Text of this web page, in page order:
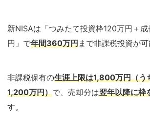
新NISAは「つみたて投資枠120万円＋
円」で年間360万円まで非課税投資が可
非課税保有の生涯上限は1,800万円（う
1,200万円）で、売却分は翌年以降に枠
す。